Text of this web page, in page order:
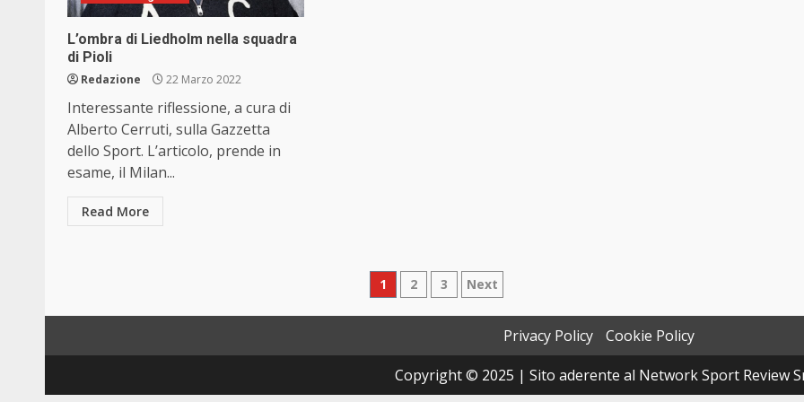
L’ombra di Liedholm nella squadra
di Pioli
Redazione 22 Marzo 2022
Interessante riflessione, a cura di
Alberto Cerruti, sulla Gazzetta
dello Sport. L’articolo, prende in
esame, il Milan...
Read More
Paginazione
degli
articoli
1 2 3 Next
Privacy Policy
Cookie Policy
Copyright © 2025 | Sito aderente al Network Sport Review